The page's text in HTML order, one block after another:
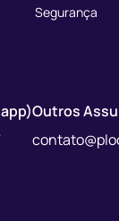
Segurança
Outros